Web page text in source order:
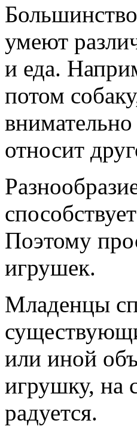
умеют
и еда.
потом
относит
Поэтому
игрушек.
Младенцы
или иной
игрушку, на
радуется.